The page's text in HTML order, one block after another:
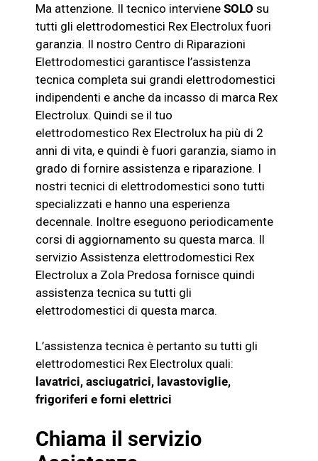
Ma attenzione. Il tecnico interviene SOLO su
tutti gli elettrodomestici Rex Electrolux fuori
garanzia. Il nostro Centro di Riparazioni
Elettrodomestici garantisce l’assistenza
tecnica completa sui grandi elettrodomestici
indipendenti e anche da incasso di marca Rex
Electrolux. Quindi se il tuo
elettrodomestico Rex Electrolux ha più di 2
anni di vita, e quindi è fuori garanzia, siamo in
grado di fornire assistenza e riparazione. I
nostri tecnici di elettrodomestici sono tutti
specializzati e hanno una esperienza
decennale. Inoltre eseguono periodicamente
corsi di aggiornamento su questa marca. Il
servizio Assistenza elettrodomestici Rex
Electrolux a Zola Predosa fornisce quindi
assistenza tecnica su tutti gli
elettrodomestici di questa marca.
L’assistenza tecnica è pertanto su tutti gli
elettrodomestici Rex Electrolux quali:
lavatrici, asciugatrici, lavastoviglie,
frigoriferi e forni elettrici
Chiama il servizio